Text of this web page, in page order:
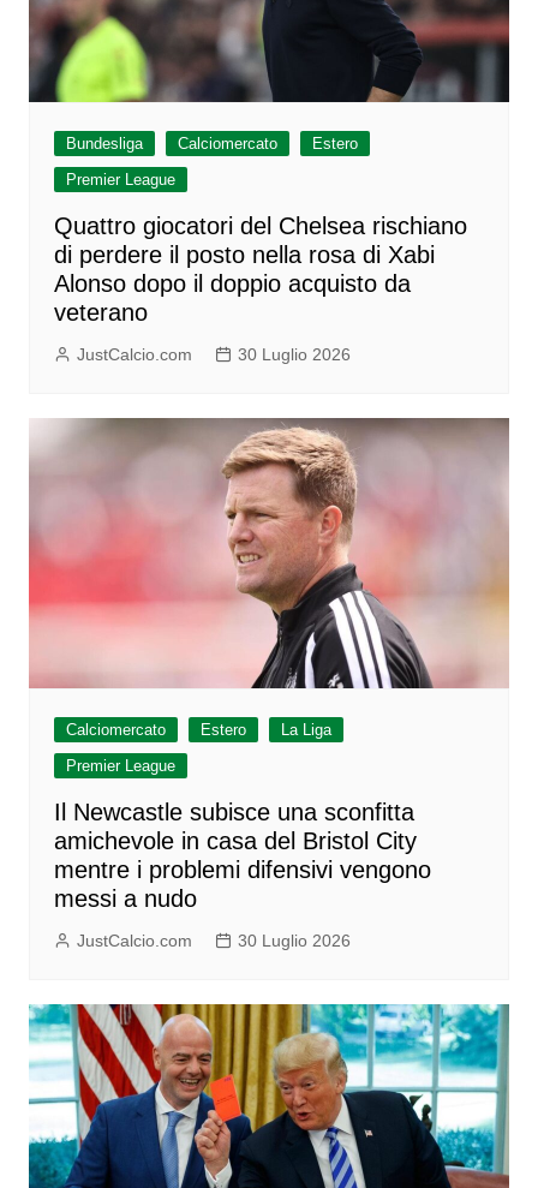
Bundesliga Calciomercato
Estero
Premier League
Quattro giocatori del Chelsea rischiano
di perdere il posto nella rosa di Xabi
Alonso dopo il doppio acquisto da
veterano
JustCalcio.com 30 Luglio 2026
Calciomercato Estero
La Liga
Premier League
Il Newcastle subisce una sconfitta
amichevole in casa del Bristol City
mentre i problemi difensivi vengono
messi a nudo
JustCalcio.com 30 Luglio 2026